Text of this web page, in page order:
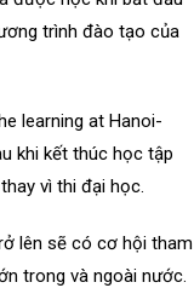
trình đào tạo của
learning at Hanoi-
khi kết thúc học tập
vì thi đại học.
lên sẽ có cơ hội tham
trong và ngoài nước.